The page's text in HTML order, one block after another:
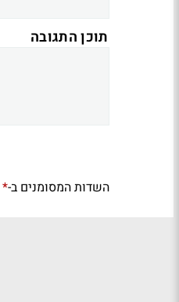
תוכן התגובה
השדות המסומנים ב-*